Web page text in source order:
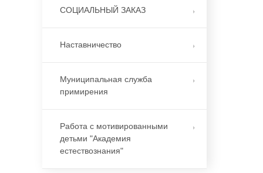
СОЦИАЛЬНЫЙ ЗАКАЗ
Наставничество
Муниципальная служба
примирения
Работа с мотивированными
детьми "Академия
естествознания"